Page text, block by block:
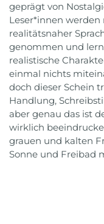
geprägt von
Leser*innen
realitätsnaher
genommen und
realistische
einmal nichts
doch dieser Schein
Handlung,
aber genau das ist
wirklich
grauen und kalten
Sonne und Freibad